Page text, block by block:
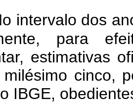
intervalo dos
para
estimativas
cinco,
IBGE,